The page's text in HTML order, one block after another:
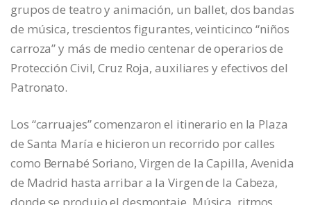
grupos de teatro y animación, un ballet, dos bandas
de música, trescientos figurantes, veinticinco “niños
carroza” y más de medio centenar de operarios de
Protección Civil, Cruz Roja, auxiliares y efectivos del
Patronato.
Los “carruajes” comenzaron el itinerario en la Plaza
de Santa María e hicieron un recorrido por calles
como Bernabé Soriano, Virgen de la Capilla, Avenida
de Madrid hasta arribar a la Virgen de la Cabeza,